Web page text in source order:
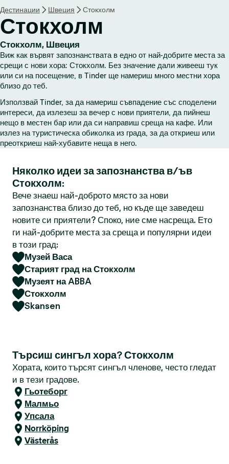
Дестинации Швеция Стокхолм
Стокхолм
Стокхолм, Швеция
Виж как вървят запознанствата в едно от най-добрите места за
срещи с нови хора: Стокхолм. Без значение дали живееш тук
или си на посещение, в Tinder ще намериш много местни хора
близо до теб.
Използвай Tinder, за да намериш съвпадение със споделени
интереси, да излезеш за вечер с нови приятели, да пийнеш
нещо в местен бар или да си направиш среща на кафе. Или
излез на туристическа обиколка из града, за да откриеш или
преоткриеш най-хубавите неща в него.
Няколко идеи за запознанства в/ъв
Стокхолм:
Вече знаеш най-доброто място за нови
запознанства близо до теб, но къде ще заведеш
новите си приятели? Споко, ние сме насреща. Ето
ги най-добрите места за среща и популярни идеи
в този град:
Музей Васа
Старият град на Стокхолм
Музеят на ABBA
Стокхолм
Skansen
Търсиш сингъл хора? Стокхолм
Хората, които търсят сингъл членове, често гледат
и в тези градове.
Гьотеборг
Малмьо
Упсала
Norrköping
Västerås